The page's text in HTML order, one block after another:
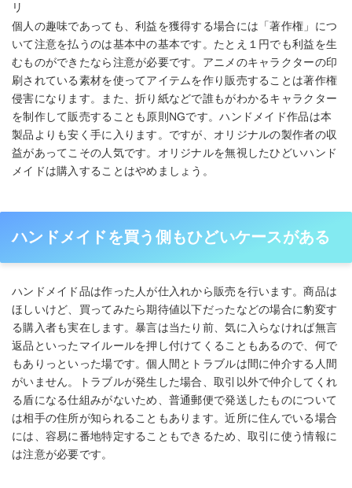
リ
個人の趣味であっても、利益を獲得する場合には「著作権」につ
いて注意を払うのは基本中の基本です。たとえ１円でも利益を生
むものができたなら注意が必要です。アニメのキャラクターの印
刷されている素材を使ってアイテムを作り販売することは著作権
侵害になります。また、折り紙などで誰もがわかるキャラクター
を制作して販売することも原則NGです。ハンドメイド作品は本
製品よりも安く手に入ります。ですが、オリジナルの製作者の収
益があってこその人気です。オリジナルを無視したひどいハンド
メイドは購入することはやめましょう。
ハンドメイドを買う側もひどいケースがある
ハンドメイド品は作った人が仕入れから販売を行います。商品は
ほしいけど、買ってみたら期待値以下だったなどの場合に豹変す
る購入者も実在します。暴言は当たり前、気に入らなければ無言
返品といったマイルールを押し付けてくることもあるので、何で
もありっといった場です。個人間とトラブルは間に仲介する人間
がいません。トラブルが発生した場合、取引以外で仲介してくれ
る盾になる仕組みがないため、普通郵便で発送したものについて
は相手の住所が知られることもあります。近所に住んでいる場合
には、容易に番地特定することもできるため、取引に使う情報に
は注意が必要です。